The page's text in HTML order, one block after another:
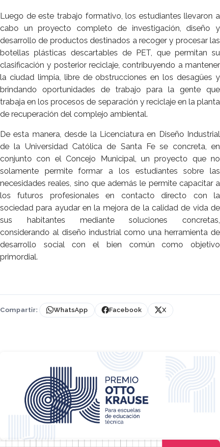
Luego de este trabajo formativo, los estudiantes llevaron a
cabo un proyecto completo de investigación, diseño y
desarrollo de productos destinados a recoger y procesar las
botellas plásticas descartables de PET, que permitan su
clasificación y posterior reciclaje, contribuyendo a mantener
la ciudad limpia, libre de obstrucciones en los desagües y
brindando oportunidades de trabajo para la gente que
trabaja en los procesos de separación y reciclaje en la planta
de recuperación del complejo ambiental.
De esta manera, desde la Licenciatura en Diseño Industrial
de la Universidad Católica de Santa Fe se concreta, en
conjunto con el Concejo Municipal, un proyecto que no
solamente permite formar a los estudiantes sobre las
necesidades reales, sino que además le permite capacitar a
los futuros profesionales en contacto directo con la
sociedad para ayudar en la mejora de la calidad de vida de
sus habitantes mediante soluciones concretas,
considerando al diseño industrial como una herramienta de
desarrollo social con el bien común como objetivo
primordial.
Compartir: WhatsApp Facebook X